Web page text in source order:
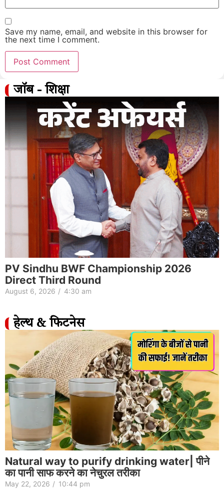
Save my name, email, and website in this browser for
the next time I comment.
जॉब - शिक्षा
PV Sindhu BWF Championship 2026
Direct Third Round
August 6, 2026 / 4:30 am
हेल्थ & फिटनेस
Natural way to purify drinking water| पीने
का पानी साफ करने का नेचुरल तरीका
May 22, 2026 / 10:44 pm